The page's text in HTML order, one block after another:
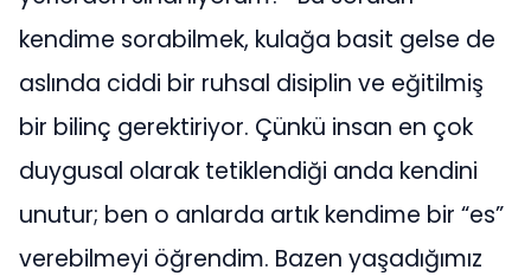
kendime sorabilmek, kulağa basit gelse de
aslında ciddi bir ruhsal disiplin ve eğitilmiş
bir bilinç gerektiriyor. Çünkü insan en çok
duygusal olarak tetiklendiği anda kendini
unutur; ben o anlarda artık kendime bir “es”
verebilmeyi öğrendim. Bazen yaşadığımız